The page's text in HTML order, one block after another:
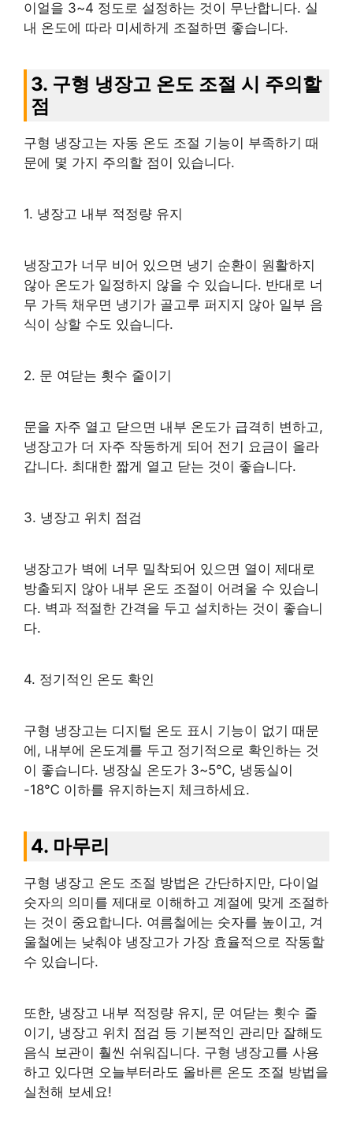
이얼을 3~4 정도로 설정하는 것이 무난합니다. 실
내 온도에 따라 미세하게 조절하면 좋습니다.
3. 구형 냉장고 온도 조절 시 주의할
점
구형 냉장고는 자동 온도 조절 기능이 부족하기 때
문에 몇 가지 주의할 점이 있습니다.
1. 냉장고 내부 적정량 유지
냉장고가 너무 비어 있으면 냉기 순환이 원활하지
않아 온도가 일정하지 않을 수 있습니다. 반대로 너
무 가득 채우면 냉기가 골고루 퍼지지 않아 일부 음
식이 상할 수도 있습니다.
2. 문 여닫는 횟수 줄이기
문을 자주 열고 닫으면 내부 온도가 급격히 변하고,
냉장고가 더 자주 작동하게 되어 전기 요금이 올라
갑니다. 최대한 짧게 열고 닫는 것이 좋습니다.
3. 냉장고 위치 점검
냉장고가 벽에 너무 밀착되어 있으면 열이 제대로
방출되지 않아 내부 온도 조절이 어려울 수 있습니
다. 벽과 적절한 간격을 두고 설치하는 것이 좋습니
다.
4. 정기적인 온도 확인
구형 냉장고는 디지털 온도 표시 기능이 없기 때문
에, 내부에 온도계를 두고 정기적으로 확인하는 것
이 좋습니다. 냉장실 온도가 3~5℃, 냉동실이
-18℃ 이하를 유지하는지 체크하세요.
4. 마무리
구형 냉장고 온도 조절 방법은 간단하지만, 다이얼
숫자의 의미를 제대로 이해하고 계절에 맞게 조절하
는 것이 중요합니다. 여름철에는 숫자를 높이고, 겨
울철에는 낮춰야 냉장고가 가장 효율적으로 작동할
수 있습니다.
또한, 냉장고 내부 적정량 유지, 문 여닫는 횟수 줄
이기, 냉장고 위치 점검 등 기본적인 관리만 잘해도
음식 보관이 훨씬 쉬워집니다. 구형 냉장고를 사용
하고 있다면 오늘부터라도 올바른 온도 조절 방법을
실천해 보세요!